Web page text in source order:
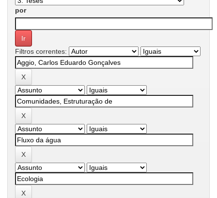
por
Filtros correntes: